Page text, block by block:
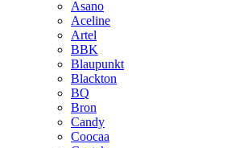
Asano
Aceline
Artel
BBK
Blaupunkt
Blackton
BQ
Bron
Candy
Coocaa